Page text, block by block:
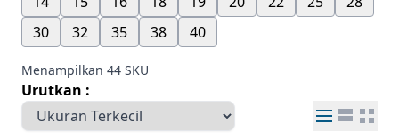
30
32 35 38 40
Menampilkan 44 SKU
Urutkan :